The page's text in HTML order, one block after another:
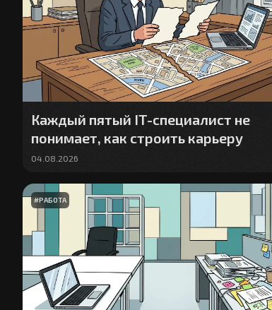
Каждый пятый IT-специалист не
понимает, как строить карьеру
04.08.2026
#РАБОТА